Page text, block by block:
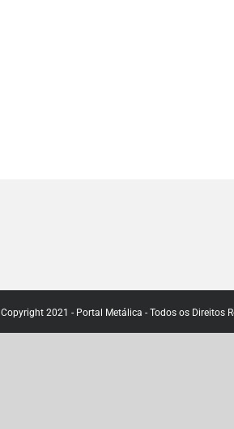
Copyright 2021 - Portal Metálica - Todos os Direitos